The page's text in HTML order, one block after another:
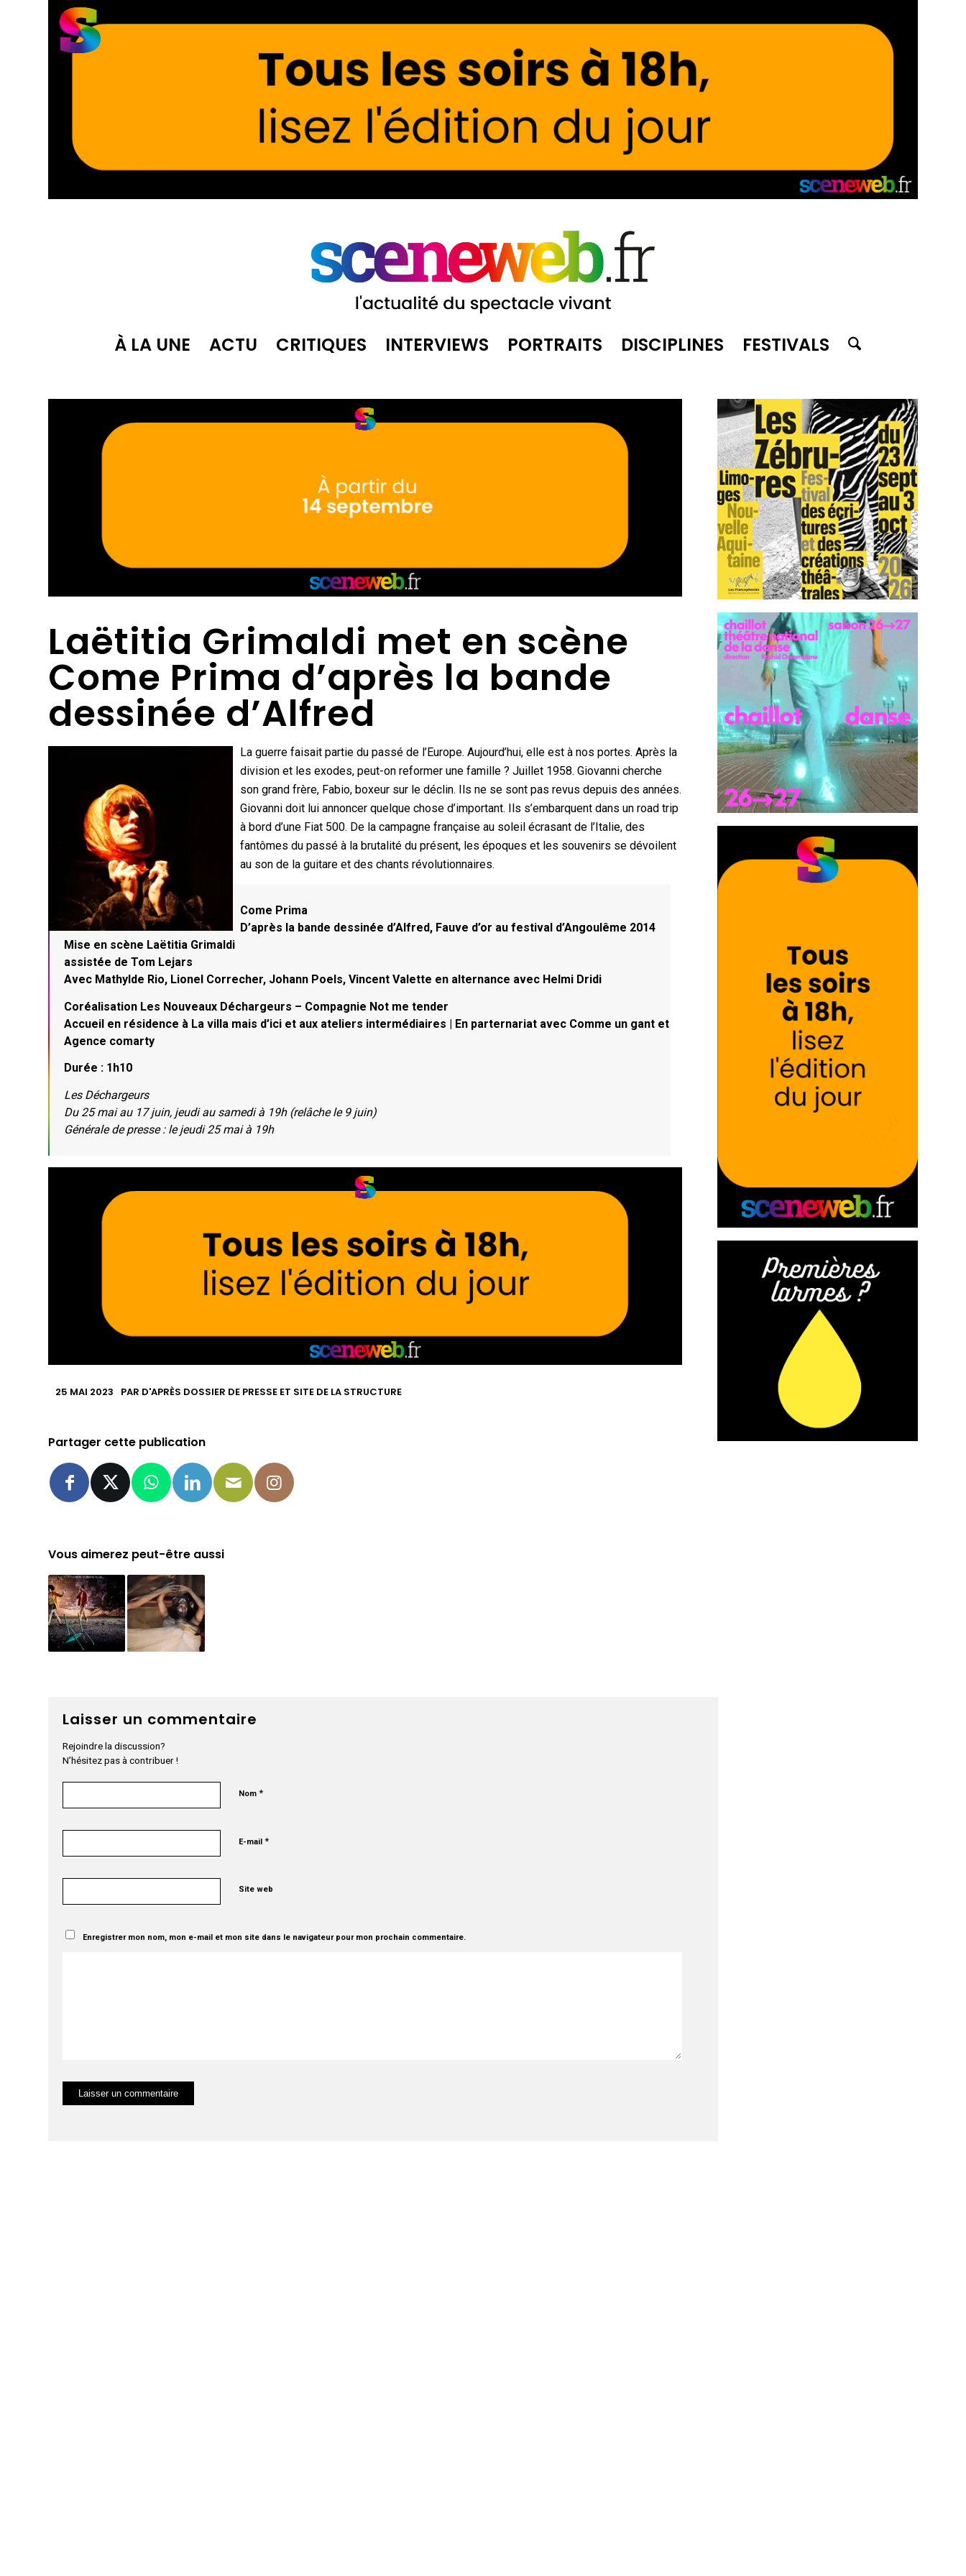
À LA UNE ACTU CRITIQUES INTERVIEWS PORTRAITS DISCIPLINES FESTIVALS
Laëtitia Grimaldi met en scène
Come Prima d’après la bande
dessinée d’Alfred
La guerre faisait partie du passé de l’Europe. Aujourd’hui, elle est à nos portes. Après la
division et les exodes, peut-on reformer une famille ? Juillet 1958. Giovanni cherche
son grand frère, Fabio, boxeur sur le déclin. Ils ne se sont pas revus depuis des années.
Giovanni doit lui annoncer quelque chose d’important. Ils s’embarquent dans un road trip
à bord d’une Fiat 500. De la campagne française au soleil écrasant de l’Italie, des
fantômes du passé à la brutalité du présent, les époques et les souvenirs se dévoilent
au son de la guitare et des chants révolutionnaires.
Come Prima
D’après la bande dessinée d’Alfred, Fauve d’or au festival d’Angoulême 2014
Mise en scène Laëtitia Grimaldi
assistée de Tom Lejars
Avec Mathylde Rio, Lionel Correcher, Johann Poels, Vincent Valette en alternance avec Helmi Dridi
Coréalisation Les Nouveaux Déchargeurs – Compagnie Not me tender
Accueil en résidence à La villa mais d’ici et aux ateliers intermédiaires | En parternariat avec Comme un gant et
Agence comarty
Durée : 1h10
Les Déchargeurs
Du 25 mai au 17 juin, jeudi au samedi à 19h (relâche le 9 juin)
Générale de presse : le jeudi 25 mai à 19h
25 MAI 2023 PAR D'APRÈS DOSSIER DE PRESSE ET SITE DE LA STRUCTURE
Partager cette publication
Vous aimerez peut-être aussi
Laisser un commentaire
Rejoindre la discussion?
N’hésitez pas à contribuer !
Nom*
E-mail*
Site web
Enregistrer mon nom, mon e-mail et mon site dans le navigateur pour mon prochain commentaire.